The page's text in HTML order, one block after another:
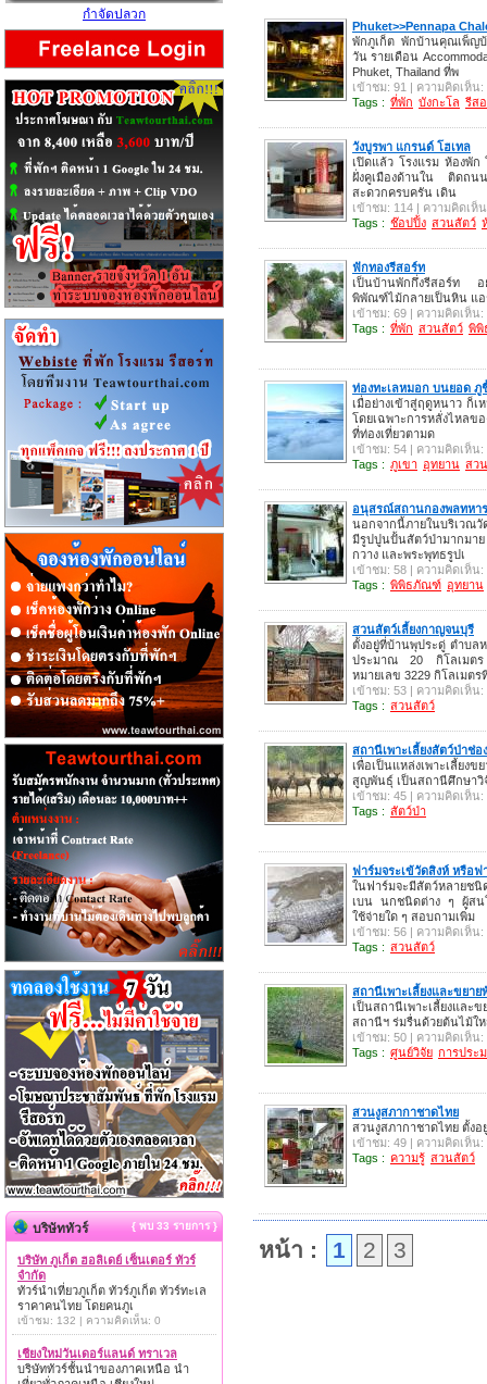
Phuket>>Pennapa
พักภูเก็ต พักบ้านคุณเพ็ญ
วัน รายเดือน
Phuket, Thailand ที่พ
เข้าชม: 91 | ความคิดเห็น:
Tags : ที่พัก บังกะโล รีส
วังบูรพา แกรนด์ โฮเทล
เปิดแล้ว โรงแรม ห้องพัก
ฝั่งคูเมืองด้านใน ติดถ
สะดวกครบครัน เดิน
เข้าชม: 114 | ความคิดเห็
Tags : ช๊อปปิ้ง สวนสัตว์
ฟักทองรีสอร์ท
เป็นบ้านพักกึ่งรีสอร์ท
พิพัณฑ์ไม้กลายเป็นหิน แอ
เข้าชม: 69 | ความคิดเห็น:
Tags : ที่พัก สวนสัตว์ พิ
ท่องทะเลหมอก บนยอด ภู
เมื่อย่างเข้าสู่ฤดูหนาว ก็เ
โดยเฉพาะการหลั่งไหล
ที่ท่องเที่ยวตามด
เข้าชม: 54 | ความคิดเห็น:
Tags : ภูเขา อุทยาน สว
อนุสรณ์สถานกองพลทหา
นอกจากนี้ภายในบริเวณ
มีรูปปูนปั้นสัตว์ป่ามากมา
กวาง และพระพุทธรูปเ
เข้าชม: 58 | ความคิดเห็น:
Tags : พิพิธภัณฑ์ อุทยาน
สวนสัตว์เลี้ยงกาญจนบุรี
ตั้งอยู่ที่บ้านพุประดู่ ตำบล
ประมาณ 20 กิโลเมตร
หมายเลข 3229 กิโลเมตร
เข้าชม: 53 | ความคิดเห็น:
Tags : สวนสัตว์
สถานีเพาะเลี้ยงสัตว์ป่าช่อ
เพื่อเป็นแหล่งเพาะเลี้ยง
สูญพันธุ์ เป็นสถานีศึกษาวิ
เข้าชม: 45 | ความคิดเห็น:
Tags : สัตว์ป่า
ฟาร์มจระเข้วัดสิงห์ หรือฟ
ในฟาร์มจะมีสัตว์หลายช
เบน นกชนิดต่าง ๆ ผู้สนใ
ใช้จ่ายใด ๆ สอบถามเพิ่ม
เข้าชม: 56 | ความคิดเห็น:
Tags : สวนสัตว์
สถานีเพาะเลี้ยงและขยา
เป็นสถานีเพาะเลี้ยงแล
สถานีฯ ร่มรื่นด้วยต้นไม้ใ
เข้าชม: 50 | ความคิดเห็น:
Tags : ศูนย์วิจัย การประ
สวนงูสภากาชาดไทย
สวนงูสภากาชาดไทย ตั้ง
เข้าชม: 49 | ความคิดเห็น:
Tags : ความรู้ สวนสัตว์
หน้า : 1 2 3
กำจัดปลวก
บริษัททัวร์ { พบ 33 รายการ }
บริษัท ภูเก็ต ฮอลิเดย์ เซ็นเตอร์ ทัวร์
จำกัด
ทัวร์นำเที่ยวภูเก็ต ทัวร์ภูเก็ต ทัวร์ทะเล
ราคาคนไทย โดยคนภูเ
เข้าชม: 132 | ความคิดเห็น: 0
เชียงใหม่วันเดอร์แลนด์ ทราเวล
บริษัททัวร์ชั้นนำของภาคเหนือ นำ